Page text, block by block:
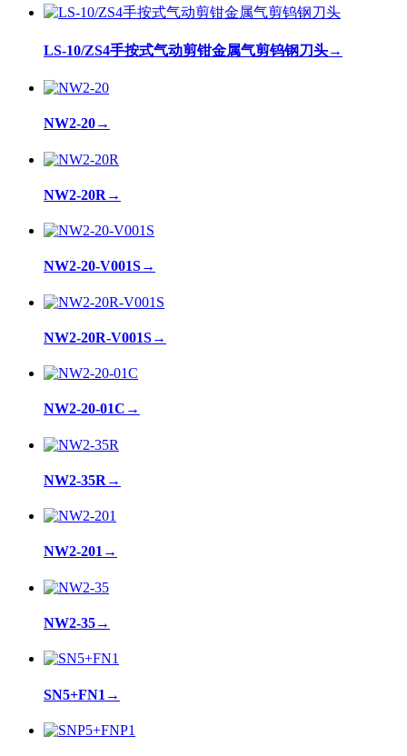
LS-10/ZS4手按式气动剪钳金属气剪钨钢刀头→
NW2-20→
NW2-20R →
NW2-20-V001S→
NW2-20R-V001S→
NW2-20-01C →
NW2-35R →
NW2-201→
NW2-35→
SN5+FN1 →